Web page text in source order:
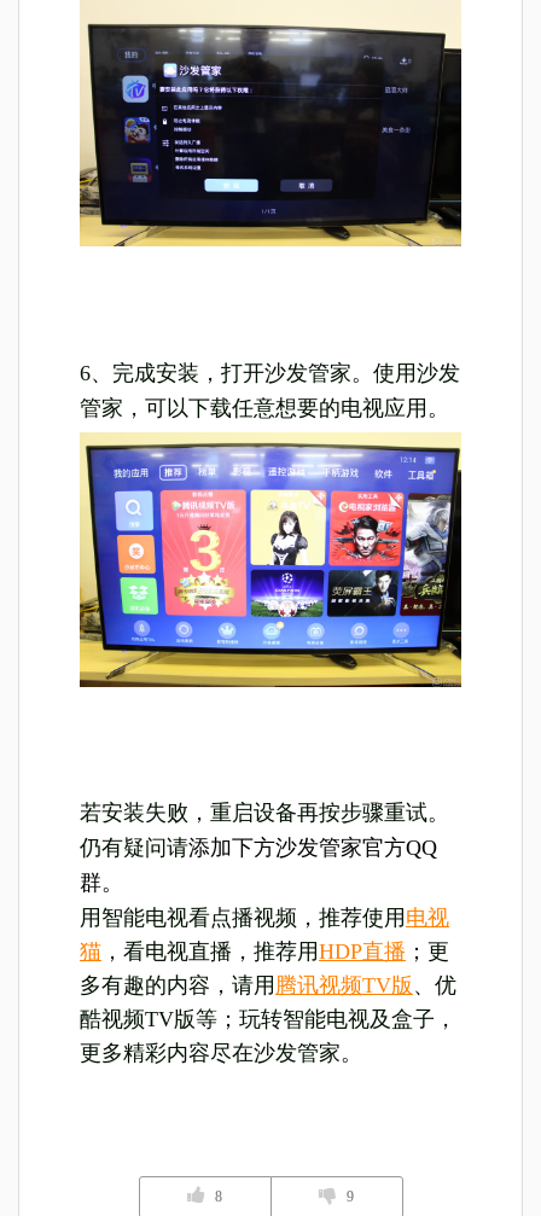
6、完成安装，打开沙发管家。使用沙发
管家，可以下载任意想要的电视应用。
若安装失败，重启设备再按步骤重试。
仍有疑问请添加下方沙发管家官方QQ
群。
用智能电视看点播视频，推荐使用 电视
猫 ，看电视直播，推荐用HDP直播 ；更
多有趣的内容，请用 腾讯视频TV版 、优
酷视频TV版等；玩转智能电视及盒子，
更多精彩内容尽在沙发管家。
8 9